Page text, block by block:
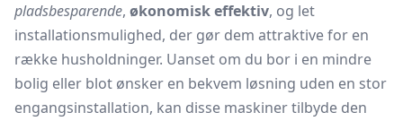
pladsbesparende, økonomisk effektiv, og let
installationsmulighed, der gør dem attraktive for en
række husholdninger. Uanset om du bor i en mindre
bolig eller blot ønsker en bekvem løsning uden en stor
engangsinstallation, kan disse maskiner tilbyde den